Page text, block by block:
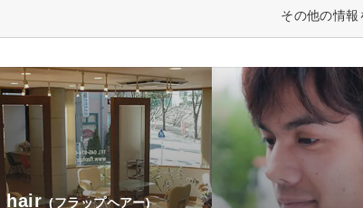
その他の情報
hair (フラップヘアー)